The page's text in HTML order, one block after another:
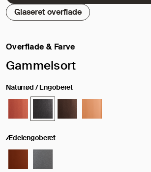
Glaseret overflade
Overflade & Farve
Valgt overflade/farve:
Gammelsort
Naturrød / Engoberet
Ædelengoberet